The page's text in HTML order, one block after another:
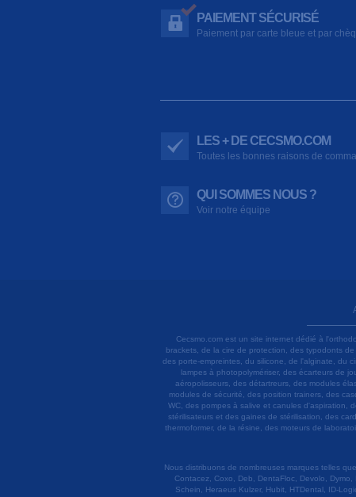
PAIEMENT SÉCURISÉ
Paiement par carte bleue et par
LES + DE CECSMO.COM
Toutes les bonnes raisons de
QUI SOMMES NOUS ?
Voir notre équipe
Cecsmo.com est un site internet dédié à
brackets, de la cire de protection, des typodonts
des porte-empreintes, du silicone, de l'alginate, du
lampes à photopolymériser, des écarteurs de
aéropolisseurs, des détartreurs, des modules
modules de sécurité, des position trainers, des
WC, des pompes à salive et canules d'aspiration,
stérilisateurs et des gaines de stérilisation, des
thermoformer, de la résine, des moteurs de
Nous distribuons de nombreuses marques telles
Contacez, Coxo, Deb, DentaFloc, Devolo,
Schein, Heraeus Kulzer, Hubit, HTDental, ID-